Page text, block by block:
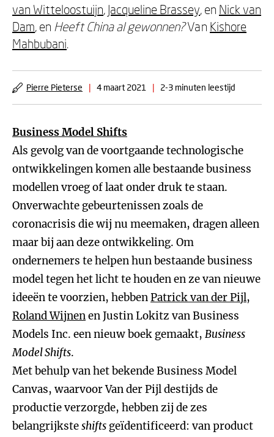
van Witteloostuijn, Jacqueline Brassey, en Nick van
Dam, en Heeft China al gewonnen?Van Kishore
Mahbubani.
Pierre Pieterse | 4 maart 2021 | 2-3 minuten leestijd
Business Model Shifts
Als gevolg van de voortgaande technologische
ontwikkelingen komen alle bestaande business
modellen vroeg of laat onder druk te staan.
Onverwachte gebeurtenissen zoals de
coronacrisis die wij nu meemaken, dragen alleen
maar bij aan deze ontwikkeling. Om
ondernemers te helpen hun bestaande business
model tegen het licht te houden en ze van nieuwe
ideeën te voorzien, hebbenPatrick van der Pijl,
Roland Wijnenen Justin Lokitz van Business
Models Inc. een nieuw boek gemaakt, Business
Model Shifts.
Met behulp van het bekende Business Model
Canvas, waarvoor Van der Pijl destijds de
productie verzorgde, hebben zij de zes
belangrijksteshifts geïdentificeerd: van product